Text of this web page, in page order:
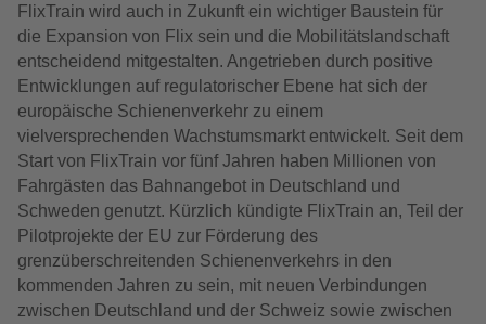
FlixTrain wird auch in Zukunft ein wichtiger Baustein für
die Expansion von Flix sein und die Mobilitätslandschaft
entscheidend mitgestalten. Angetrieben durch positive
Entwicklungen auf regulatorischer Ebene hat sich der
europäische Schienenverkehr zu einem
vielversprechenden Wachstumsmarkt entwickelt. Seit dem
Start von FlixTrain vor fünf Jahren haben Millionen von
Fahrgästen das Bahnangebot in Deutschland und
Schweden genutzt. Kürzlich kündigte FlixTrain an, Teil der
Pilotprojekte der EU zur Förderung des
grenzüberschreitenden Schienenverkehrs in den
kommenden Jahren zu sein, mit neuen Verbindungen
zwischen Deutschland und der Schweiz sowie zwischen